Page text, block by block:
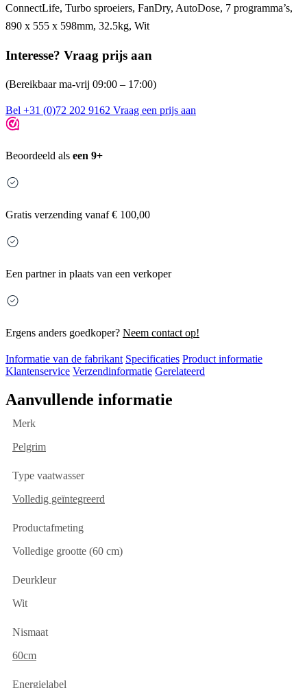
ConnectLife, Turbo sproeiers, FanDry, AutoDose, 7 programma’s,
890 x 555 x 598mm, 32.5kg, Wit
Interesse? Vraag prijs aan
(Bereikbaar ma-vrij 09:00 – 17:00)
Bel +31 (0)72 202 9162 Vraag een prijs aan
Beoordeeld als een 9+
Gratis verzending vanaf € 100,00
Een partner in plaats van een verkoper
Ergens anders goedkoper? Neem contact op!
Informatie van de fabrikant Specificaties Product informatie
Klantenservice Verzendinformatie Gerelateerd
Aanvullende informatie
Merk
Pelgrim
Type vaatwasser
Volledig geïntegreerd
Productafmeting
Volledige grootte (60 cm)
Deurkleur
Wit
Nismaat
60cm
Energielabel